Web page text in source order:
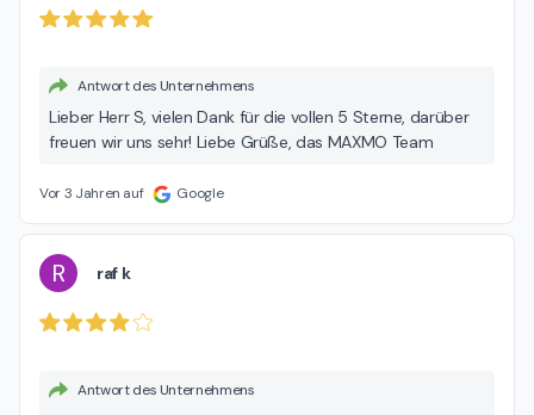
Antwort des Unternehmens
Lieber Herr S, vielen Dank für die vollen 5 Sterne, darüber
freuen wir uns sehr! Liebe Grüße, das MAXMO Team
Vor 3 Jahren auf Google
R raf k
Antwort des Unternehmens